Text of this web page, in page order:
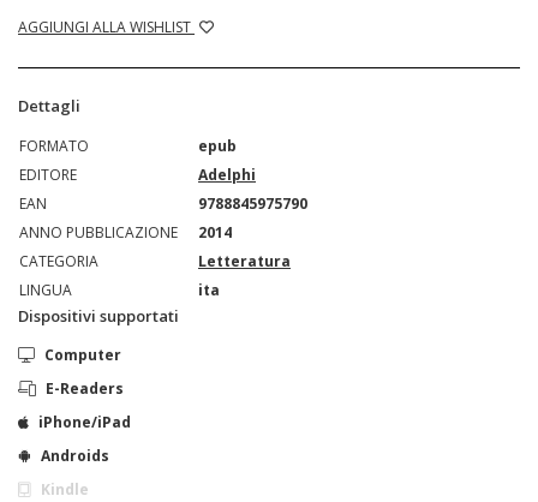
AGGIUNGI ALLA WISHLIST
Dettagli
FORMATO
epub
EDITORE
Adelphi
EAN
9788845975790
ANNO PUBBLICAZIONE
2014
CATEGORIA
Letteratura
LINGUA
ita
Dispositivi supportati
Computer
E-Readers
iPhone/iPad
Androids
Kindle